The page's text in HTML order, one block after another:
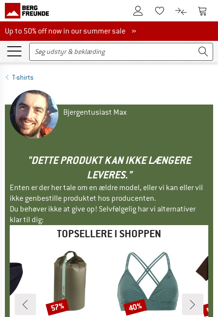
Til kundekontoenTil huskesedlen.
Til Til
Up to 50% off now in our summer sale
Up to 50% off now in our summer sale »
T-shirts
Bjergentusiast Max
"DETTE PRODUKT KAN IKKE LÆNGERE
LEVERES."
Enten er der her tale om en ældre model, eller vi kan eller vil
ikke genbestille produktet hos producenten.
Du behøver ikke at give op! Selvfølgelig har vi alternativer
klar til dig:
TOPSELLERE I SHOPPEN
Rabat
57% Rabat
40% til